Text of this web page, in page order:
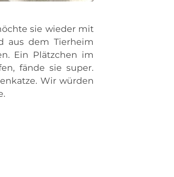
sie wieder mit
aus dem Tierheim
Ein Plätzchen im
fände sie super.
Wir würden